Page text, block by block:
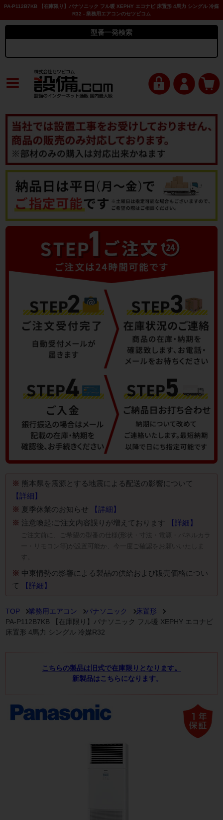
PA-P112B7KB 【在庫限り】パナソニック フル暖 XEPHY エコナビ 床置形 4馬力 シングル 冷媒
R32 - 業務用エアコンのセツビコム
型番一発検索
※ 熊本県を震源とする地震による配送の影響について
【詳細】
※ 夏季休業のお知らせ
【詳細】
※ 注意喚起:ご注文内容誤りが増えております 【詳細】
ご注文前に、ご希望の型番の仕様(形状・寸法・電源・パネルカラ
ー・リモコン等)が設置可能か、今一度ご確認をお願いいたしま
※ 中東情勢の影響による製品の供給および販売価格につい
て
【詳細】
TOP 業務用エアコン パナソニック
床置形
PA-P112B7KB 【在庫限り】パナソニック フル暖 XEPHY エコナビ
床置形 4馬力 シングル 冷媒R32
こちらの製品は旧式で在庫限りとなります。
新製品はこちらになります。